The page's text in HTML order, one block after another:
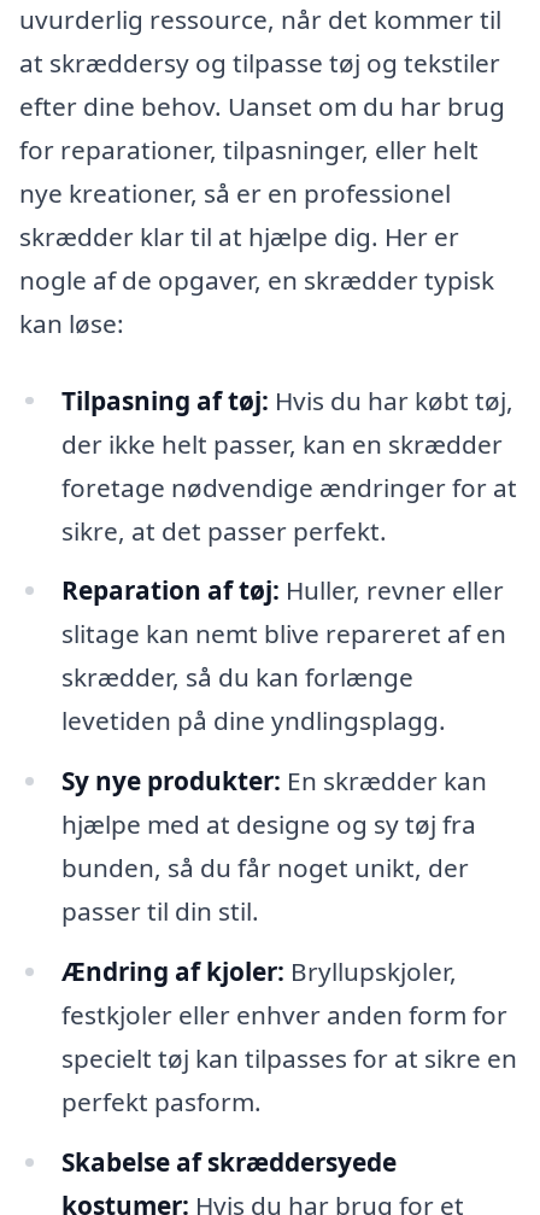
uvurderlig ressource, når det kommer til
at skræddersy og tilpasse tøj og tekstiler
efter dine behov. Uanset om du har brug
for reparationer, tilpasninger, eller helt
nye kreationer, så er en professionel
skrædder klar til at hjælpe dig. Her er
nogle af de opgaver, en skrædder typisk
kan løse:
Tilpasning af tøj: Hvis du har købt tøj,
der ikke helt passer, kan en skrædder
foretage nødvendige ændringer for at
sikre, at det passer perfekt.
Reparation af tøj: Huller, revner eller
slitage kan nemt blive repareret af en
skrædder, så du kan forlænge
levetiden på dine yndlingsplagg.
Sy nye produkter: En skrædder kan
hjælpe med at designe og sy tøj fra
bunden, så du får noget unikt, der
passer til din stil.
Ændring af kjoler: Bryllupskjoler,
festkjoler eller enhver anden form for
specielt tøj kan tilpasses for at sikre en
perfekt pasform.
Skabelse af skræddersyede
kostumer: Hvis du har brug for et